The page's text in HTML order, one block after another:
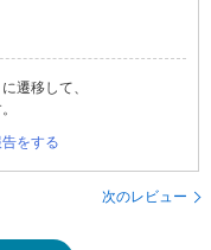
遷移して、
告をする
次のレビュー